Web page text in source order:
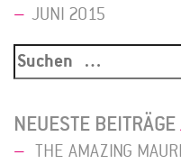
JUNI 2015
Suche
NEUESTE BEITRÄGE
THE AMAZING